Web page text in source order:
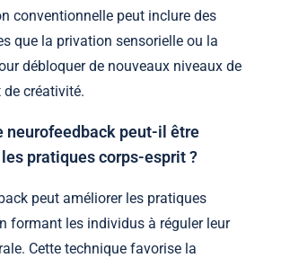
conventionnelle peut inclure des
que la privation sensorielle ou la
débloquer de nouveaux niveaux de
créativité.
neurofeedback peut-il être
pratiques corps-esprit ?
peut améliorer les pratiques
formant les individus à réguler leur
Cette technique favorise la